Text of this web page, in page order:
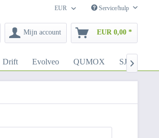
EUR Service/hulp
Mijn account EUR 0,00 *
Drift Evolveo QUMOX SJCAM
